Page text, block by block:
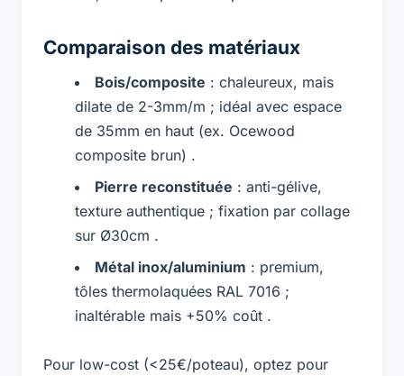
Comparaison des matériaux
Bois/composite : chaleureux, mais
dilate de 2-3mm/m ; idéal avec espace
de 35mm en haut (ex. Ocewood
composite brun) .
Pierre reconstituée : anti-gélive,
texture authentique ; fixation par collage
sur Ø30cm .
Métal inox/aluminium : premium,
tôles thermolaquées RAL 7016 ;
inaltérable mais +50% coût .
Pour low-cost (<25€/poteau), optez pour